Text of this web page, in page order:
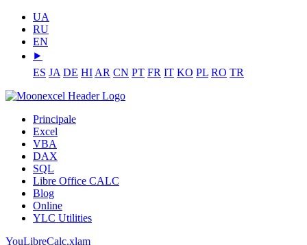
UA
RU
EN
⯈
ES JA DE HI AR CN PT FR IT KO PL RO TR
Principale
Excel
VBA
DAX
SQL
Libre Office CALC
Blog
Online
YLC Utilities
YouLibreCalc.xlam